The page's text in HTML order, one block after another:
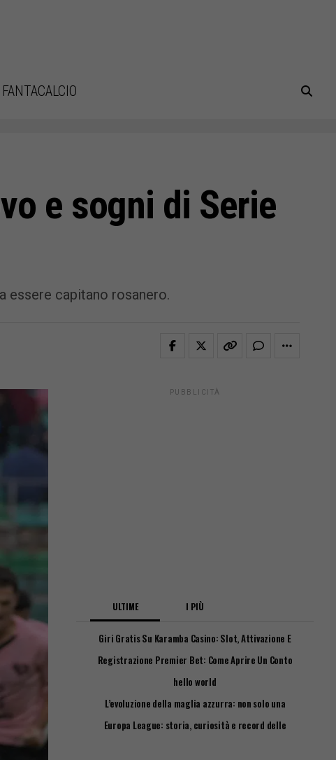
FANTACALCIO
e sogni di Serie
essere capitano rosanero.
PUBBLICITÀ
ULTIME I PIÙ
Giri Gratis Su Karamba Casino: Slot, Attivazione E
Registrazione Premier Bet: Come Aprire Un Conto
hello world
L’evoluzione della maglia azzurra: non solo una
Europa League: storia, curiosità e record delle